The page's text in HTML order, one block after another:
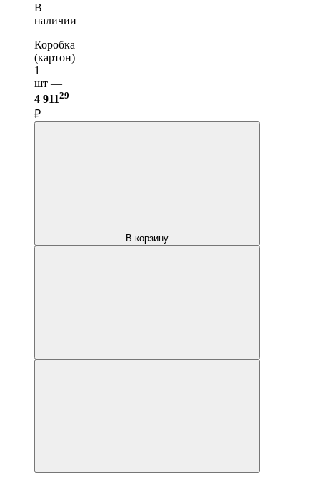
В
наличии
Коробка
(картон)
1
шт —
4 91129
₽
В корзину